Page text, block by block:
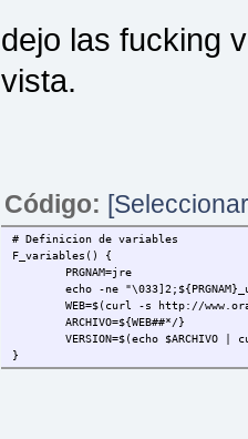
dejo las fucking
vista.
Código:
# Definicion de variables
F_variables() {
PRGNAM=jre
echo -ne
WEB=$(curl -s http://
ARCHIVO=${WEB##*/}
VERSION=$(echo
}